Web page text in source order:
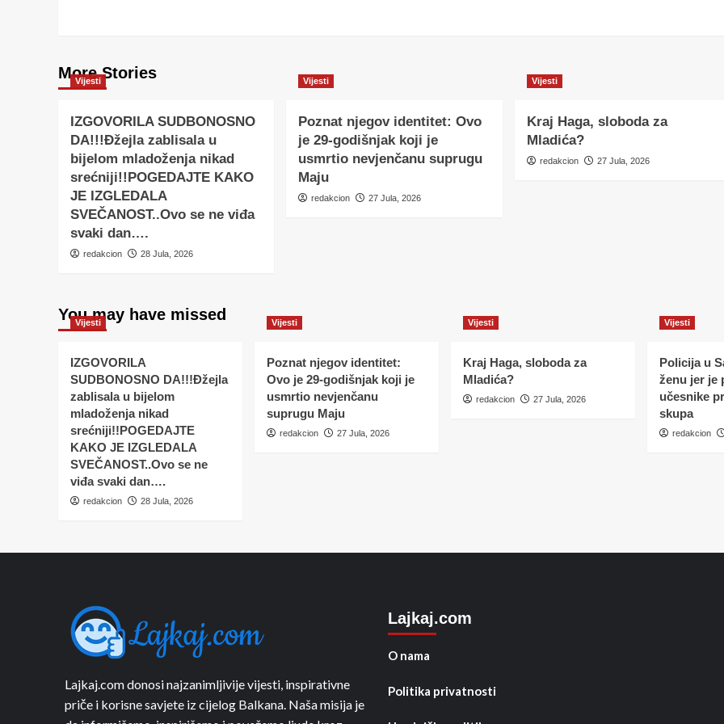
More Stories
Vijesti
IZGOVORILA SUDBONOSNO
DA!!!Đžejla zablisala u
bijelom mladoženja nikad
srećniji!!POGEDAJTE KAKO
JE IZGLEDALA
SVEČANOST..Ovo se ne viđa
svaki dan….
redakcion 28 Jula, 2026
Vijesti
Poznat njegov identitet: Ovo
je 29-godišnjak koji je
usmrtio nevjenčanu suprugu
Maju
redakcion 27 Jula, 2026
Vijesti
Kraj Haga, sloboda za
Mladića?
redakcion 27 Jula, 2026
You may have missed
Vijesti
IZGOVORILA
SUDBONOSNO DA!!!Đžejla
zablisala u bijelom
mladoženja nikad
srećniji!!POGEDAJTE
KAKO JE IZGLEDALA
SVEČANOST..Ovo se ne
viđa svaki dan….
redakcion 28 Jula, 2026
Vijesti
Poznat njegov identitet:
Ovo je 29-godišnjak koji je
usmrtio nevjenčanu
suprugu Maju
redakcion 27 Jula, 2026
Vijesti
Kraj Haga, sloboda za
Mladića?
redakcion 27 Jula, 2026
Vijesti
Policija u
ženu jer je
učesnike
skupa
redakcion
Lajkaj.com donosi najzanimljivije vijesti, inspirativne
priče i korisne savjete iz cijelog Balkana. Naša misija je
Lajkaj.com
O nama
Politika privatnosti